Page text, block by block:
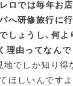
ロでは毎年お
へ研修旅行に
しょうし、何
理由ってなんで
地でしか知り得
ほしいんです